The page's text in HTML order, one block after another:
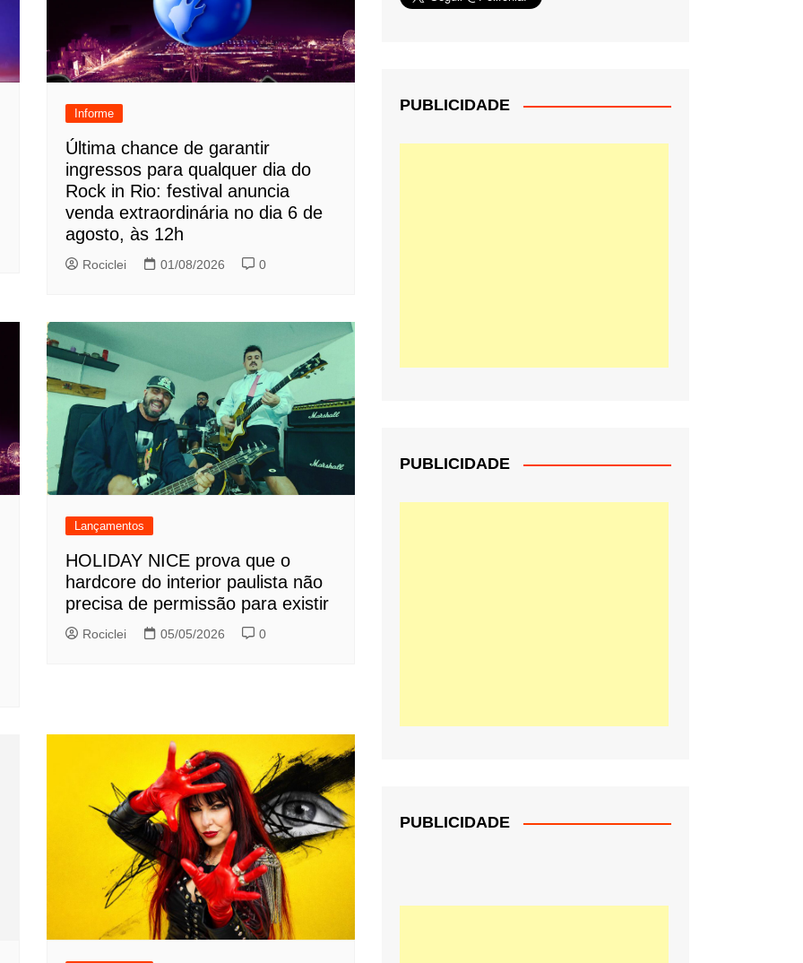
Informe
Última chance de garantir
ingressos para qualquer dia do
Rock in Rio: festival anuncia
venda extraordinária no dia 6 de
agosto, às 12h
Rociclei 01/08/2026 0
Lançamentos
HOLIDAY NICE prova que o
hardcore do interior paulista não
precisa de permissão para existir
Rociclei 05/05/2026 0
PUBLICIDADE
PUBLICIDADE
PUBLICIDADE